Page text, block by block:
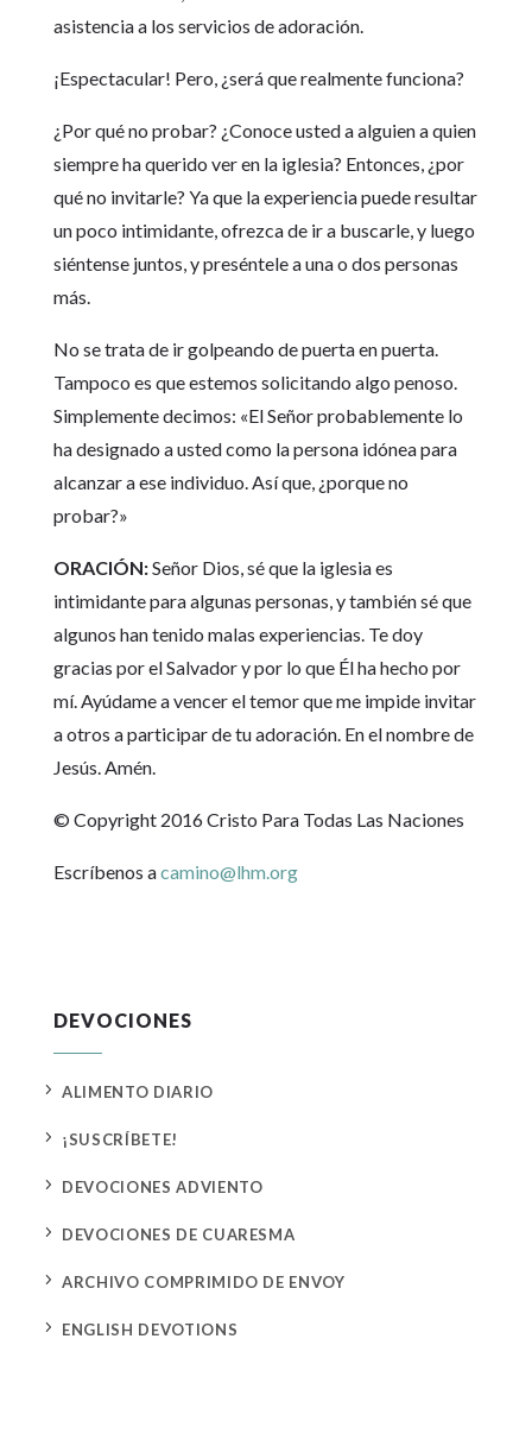
asistencia a los servicios de adoración.
¡Espectacular! Pero, ¿será que realmente funciona?
¿Por qué no probar? ¿Conoce usted a alguien a quien
siempre ha querido ver en la iglesia? Entonces, ¿por
qué no invitarle? Ya que la experiencia puede resultar
un poco intimidante, ofrezca de ir a buscarle, y luego
siéntense juntos, y preséntele a una o dos personas
más.
No se trata de ir golpeando de puerta en puerta.
Tampoco es que estemos solicitando algo penoso.
Simplemente decimos: «El Señor probablemente lo
ha designado a usted como la persona idónea para
alcanzar a ese individuo. Así que, ¿porque no
probar?»
ORACIÓN:Señor Dios, sé que la iglesia es
intimidante para algunas personas, y también sé que
algunos han tenido malas experiencias. Te doy
gracias por el Salvador y por lo que Él ha hecho por
mí. Ayúdame a vencer el temor que me impide invitar
a otros a participar de tu adoración. En el nombre de
Jesús. Amén.
© Copyright 2016 Cristo Para Todas Las Naciones
Escríbenos acamino@lhm.org
DEVOCIONES
5 ALIMENTO DIARIO
5 ¡SUSCRÍBETE!
5 DEVOCIONES ADVIENTO
5 DEVOCIONES DE CUARESMA
5 ARCHIVO COMPRIMIDO DE ENVOY
5 ENGLISH DEVOTIONS